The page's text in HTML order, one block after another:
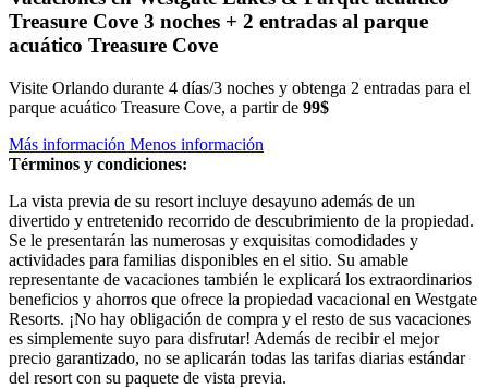
Treasure Cove 3 noches + 2 entradas al parque
acuático Treasure Cove
Visite Orlando durante 4 días/3 noches y obtenga 2 entradas para el
parque acuático Treasure Cove, a partir de 99$
Más información Menos información
Términos y condiciones:
La vista previa de su resort incluye desayuno además de un
divertido y entretenido recorrido de descubrimiento de la propiedad.
Se le presentarán las numerosas y exquisitas comodidades y
actividades para familias disponibles en el sitio. Su amable
representante de vacaciones también le explicará los extraordinarios
beneficios y ahorros que ofrece la propiedad vacacional en Westgate
Resorts. ¡No hay obligación de compra y el resto de sus vacaciones
es simplemente suyo para disfrutar! Además de recibir el mejor
precio garantizado, no se aplicarán todas las tarifas diarias estándar
del resort con su paquete de vista previa.